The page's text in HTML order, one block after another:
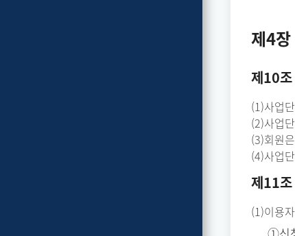
제4
제10
(1)사업
(2)사업
(3)회원
(4)사업
제11
(1)이용